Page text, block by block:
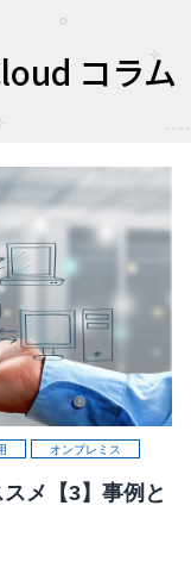
コラム
オンプレミス
メ【3】事例と